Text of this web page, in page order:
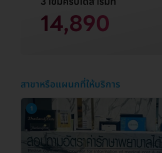
สาขาหรือแผนกที่ให้บริการ
1